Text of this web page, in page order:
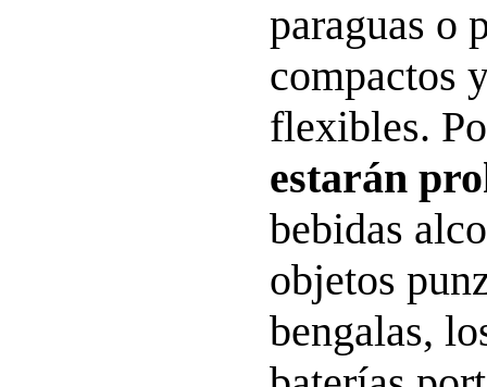
paraguas o
compactos
flexibles.
estarán
bebidas
objetos
bengalas,